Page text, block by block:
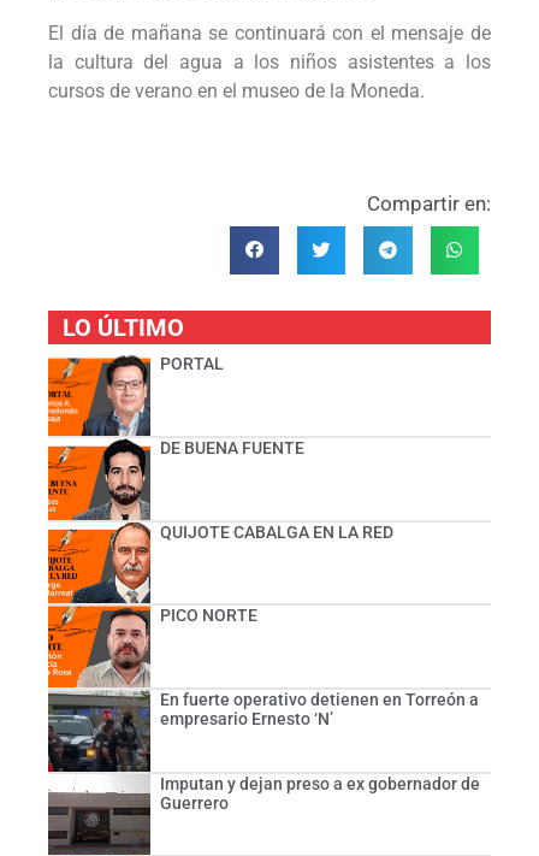
El día de mañana se continuará con el mensaje de
la cultura del agua a los niños asistentes a los
cursos de verano en el museo de la Moneda.
Compartir en:
LO ÚLTIMO
PORTAL
DE BUENA FUENTE
QUIJOTE CABALGA EN LA RED
PICO NORTE
En fuerte operativo detienen en Torreón a
empresario Ernesto ‘N’
Imputan y dejan preso a ex gobernador de
Guerrero